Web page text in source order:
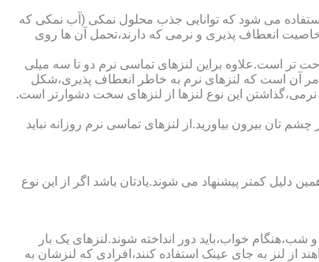
می شود که توانایی جذب محلول نمکی (آب نمکی که
انعطاف پذیری و نرمی که دارند،تحمل آن ها روی
تر است.علاوه براین لنزهای تماسی نرم دو تا سه میلی
امر آن است که لنزهای نرم به خاطر انعطاف پذیری،شکل
نرمی،گذاشتن این نوع لنزها از لنزهای سخت دشوارتر است.
تان بیرون بیاورید.از لنزهای تماسی نرم روزانه نباید
دلیل کمتر پیشنهاد می شوند.یادتان باشد اگر از این نوع
خواب،باید دور انداخته شوند.لنزهای یک بار
لنز به جای عینک استفاده کنند،افرادی که لنزشان به